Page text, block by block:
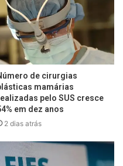
de cirurgias
mamárias
pelo SUS cresce
em dez anos
2 dias atrás